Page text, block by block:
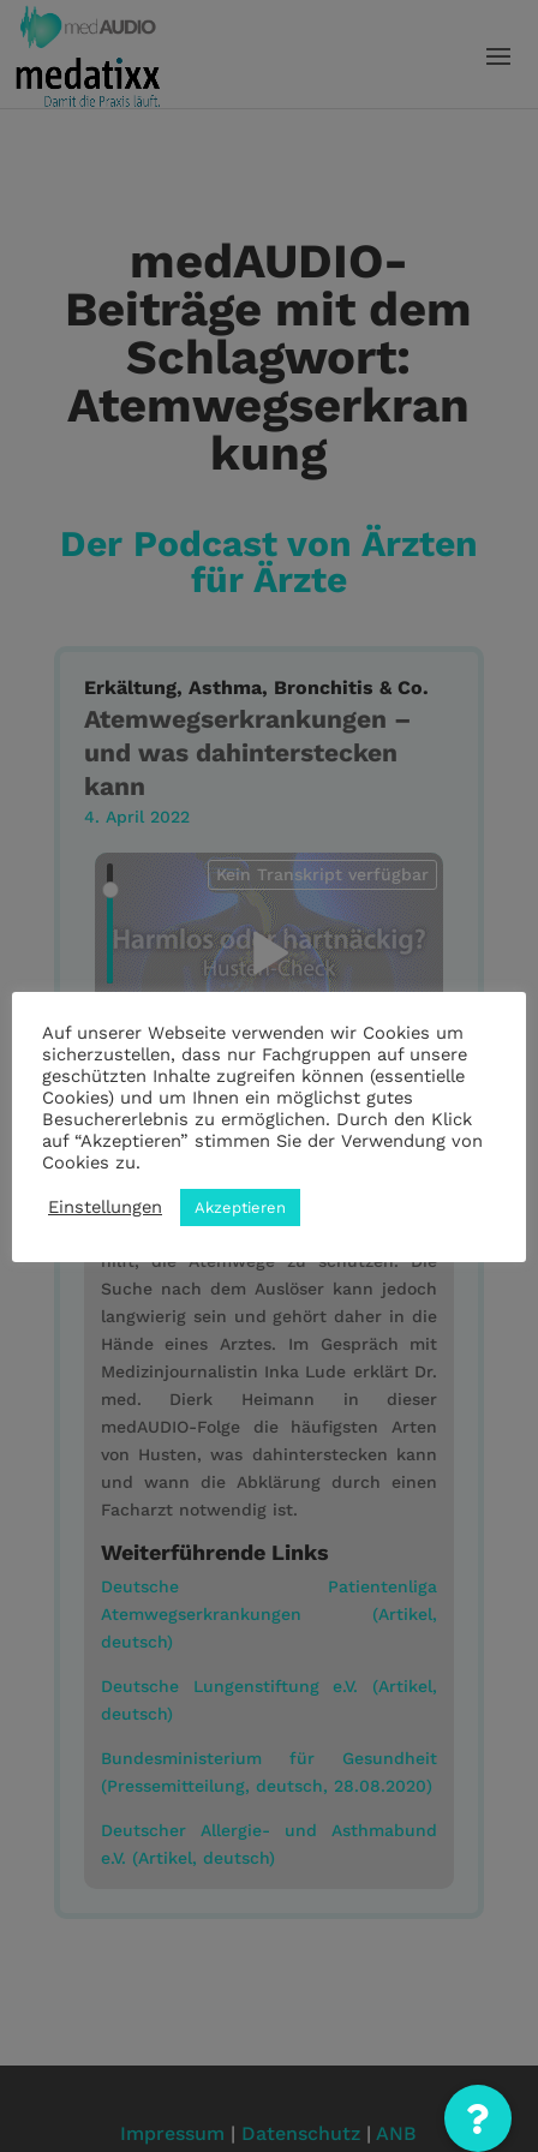
medAUDIO-
Beiträge mit dem
Schlagwort:
Atemwegserkran
kung
Der Podcast von Ärzten
für Ärzte
Erkältung, Asthma, Bronchitis & Co.
Atemwegserkrankungen –
und was dahinterstecken
kann
4. April 2022
Kein Transkript verfügbar
Vom grippalen Infekt über Asthma und
Herzerkrankungen bis hin zu
kann viele Ursachen haben. Denn:
hilft, die Atemwege zu schützen. Die
Suche nach dem Auslöser kann jedoch
langwierig sein und gehört daher in die
Hände eines Arztes. Im Gespräch mit
Medizinjournalistin Inka Lude erklärt Dr.
med. Dierk Heimann in dieser
medAUDIO-Folge die häufigsten Arten
von Husten, was dahinterstecken kann
und wann die Abklärung durch einen
Facharzt notwendig ist.
Weiterführende Links
Deutsche Patientenliga
Atemwegserkrankungen (Artikel,
deutsch)
Deutsche Lungenstiftung e.V. (Artikel,
deutsch)
Bundesministerium für Gesundheit
(Pressemitteilung, deutsch, 28.08.2020)
Deutscher Allergie- und Asthmabund
e.V. (Artikel, deutsch)
Impressum | Datenschutz |ANB
Auf unserer Webseite verwenden wir Cookies um
sicherzustellen, dass nur Fachgruppen auf unsere
geschützten Inhalte zugreifen können (essentielle
Cookies) und um Ihnen ein möglichst gutes
Besuchererlebnis zu ermöglichen. Durch den Klick
auf “Akzeptieren” stimmen Sie der Verwendung von
Cookies zu.
Einstellungen Akzeptieren